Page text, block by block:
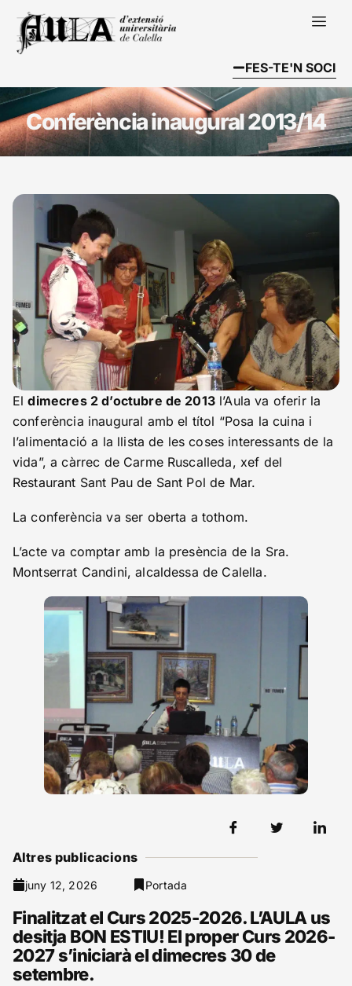
FES-TE'N SOCI
Conferència inaugural 2013/14
Eldimecres 2 d’octubre de 2013l’Aula va oferir la
conferència inaugural amb el títol “Posa la cuina i
l’alimentació a la llista de les coses interessants de la
vida”, a càrrec de Carme Ruscalleda, xef del
Restaurant Sant Pau de Sant Pol de Mar.
La conferència va ser oberta a tothom.
L’acte va comptar amb la presència de la Sra.
Montserrat Candini, alcaldessa de Calella.
Altres publicacions
juny 12, 2026 Portada
Finalitzat el Curs 2025-2026. L’AULA us
desitja BON ESTIU! El proper Curs 2026-
2027 s’iniciarà el dimecres 30 de
setembre.